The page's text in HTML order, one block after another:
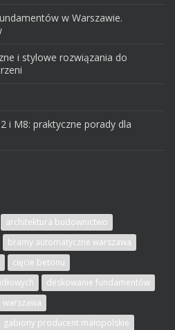
w Warszawie.
i stylowe rozwiązania do
i M8: praktyczne porady dla
architektura budownictwo
bramy automatyczne warszawa
cięcie betonu
deskowanie fundamentów
warszawa
gabiony producent małopolskie